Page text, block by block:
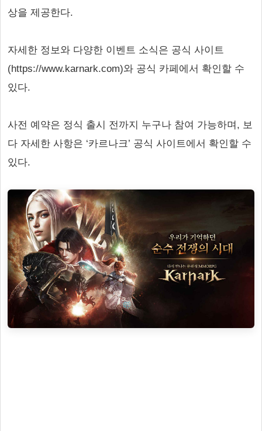
상을 제공한다.
자세한 정보와 다양한 이벤트 소식은 공식 사이트
(https://www.karnark.com)와 공식 카페에서 확인할 수
있다.
사전 예약은 정식 출시 전까지 누구나 참여 가능하며, 보
다 자세한 사항은 ‘카르나크’ 공식 사이트에서 확인할 수
있다.